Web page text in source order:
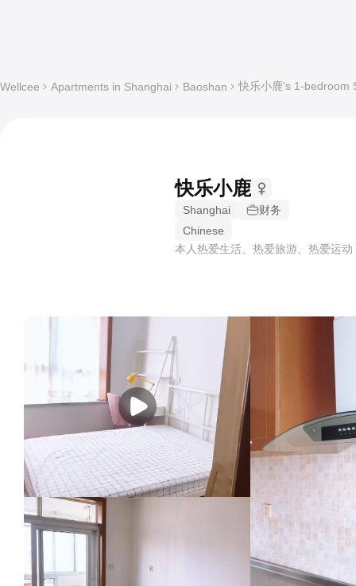
Wellcee Apartments in Shanghai Baoshan 快乐小鹿's 1-bedroom
快乐小鹿
Shanghai
财务
Chinese
本人热爱生活、热爱旅游、热爱运